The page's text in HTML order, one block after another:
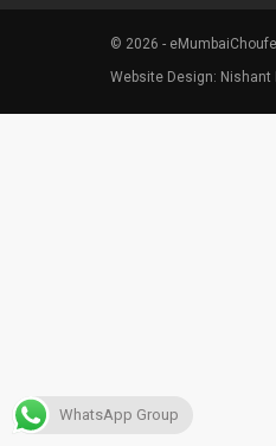
© 2026 -
Website Design: Nishant
WhatsApp Group